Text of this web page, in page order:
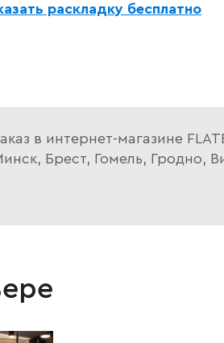
раскладку бесплатно
в интернет-магазине
Брест, Гомель, Гродно,